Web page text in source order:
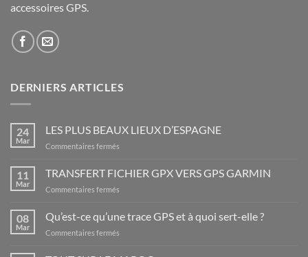
accessoires GPS.
DERNIERS ARTICLES
24
Mar
LES PLUS BEAUX LIEUX D’ESPAGNE
Commentaires fermés
PLUS
BEAUX
11
Mar
TRANSFERT FICHIER GPX VERS GPS GARMIN
Commentaires fermés
FICHIER
GPX
08
Mar
Qu’est-ce qu’une trace GPS et à quoi sert-elle ?
Commentaires fermés
ce